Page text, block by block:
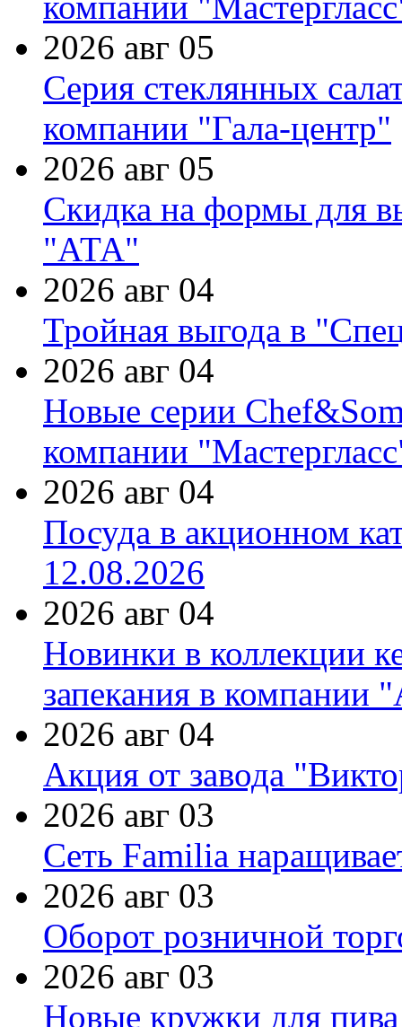
2026 авг 05
Серия стеклянных
компании "Гала-центр"
2026 авг 05
Скидка на формы для
"АТА"
2026 авг 04
Тройная выгода в
2026 авг 04
Новые серии
компании
2026 авг 04
Посуда в акционном
12.08.2026
2026 авг 04
Новинки в коллекции
запекания в компании
2026 авг 04
Акция от завода
2026 авг 03
Сеть Familia
2026 авг 03
Оборот розничной
2026 авг 03
Новые кружки для